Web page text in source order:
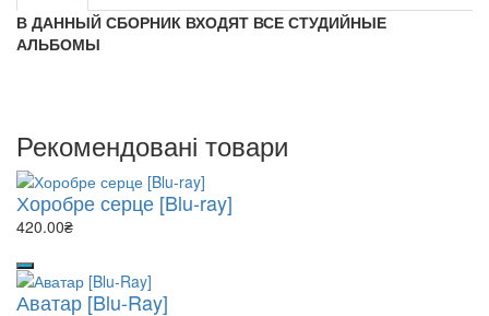
В ДАННЫЙ СБОРНИК ВХОДЯТ ВСЕ СТУДИЙНЫЕ
АЛЬБОМЫ
Рекомендовані товари
Хоробре серце [Blu-ray]
420.00₴
Аватар [Blu-Ray]